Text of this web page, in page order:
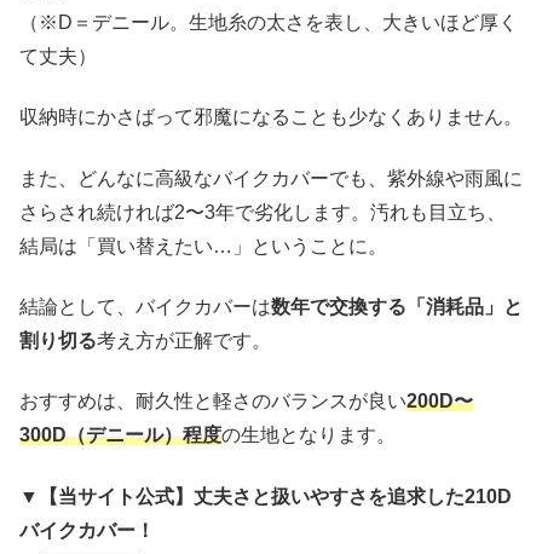
（※D＝デニール。生地糸の太さを表し、大きいほど厚く
て丈夫）
収納時にかさばって邪魔になることも少なくありません。
また、どんなに高級なバイクカバーでも、紫外線や雨風に
さらされ続ければ2〜3年で劣化します。汚れも目立ち、
結局は「買い替えたい…」ということに。
結論として、バイクカバーは数年で交換する「消耗品」と
割り切る考え方が正解です。
おすすめは、耐久性と軽さのバランスが良い200D〜
300D（デニール）程度の生地となります。
▼【当サイト公式】丈夫さと扱いやすさを追求した210D
バイクカバー！